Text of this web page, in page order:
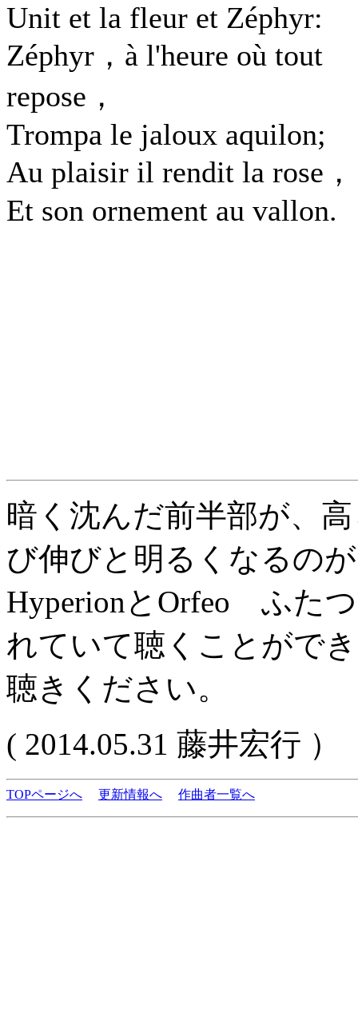
Unit et la fleur et Zéphyr:
Zéphyr，à l'heure où tout
repose，
Trompa le jaloux aquilon;
Au plaisir il rendit la rose，
Et son ornement au vallon.
暗く沈んだ前半部が、
び伸びと明るくなるの
HyperionとOrfeo ふた
れていて聴くことがで
聴きください。
( 2014.05.31 藤井宏行 ）
TOPページへ 更新情報へ 作曲者一覧へ